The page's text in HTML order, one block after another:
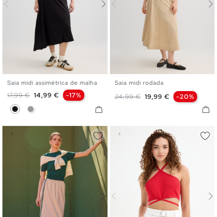
Saia midi assimétrica de malha
Preço normal
17,99 € Preço
14,99 € -17%
PretoCinza Meio
Saia midi rodada
Preço normal
24,99 € Preço
19,99 € -20%